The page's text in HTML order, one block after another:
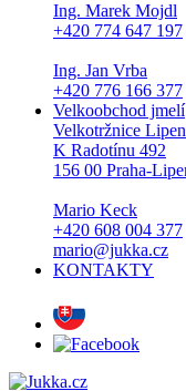
Ing. Marek Mojdl
+420 774 647 197
Ing. Jan Vrba
+420 776 166 377
Velkoobchod jmelí
Velkotržnice
K Radotínu 492
156 00 Praha-
Mario Keck
+420 608 004 377
mario@jukka.cz
KONTAKTY